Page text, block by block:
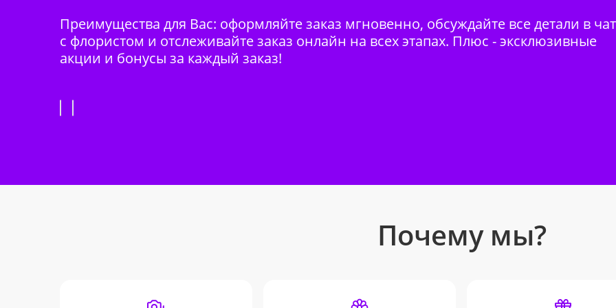
Преимущества для Вас: оформляйте заказ мгновенно, обсуждайте все детали в
с флористом и отслеживайте заказ онлайн на всех этапах. Плюс - эксклюзивные
акции и бонусы за каждый заказ!
Почему мы?